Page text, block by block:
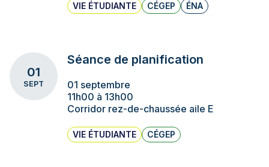
VIE ÉTUDIANTE CÉGEP ÉNA
01
SEPT
Séance de planification
01 septembre
11h00 à 13h00
Corridor rez-de-chaussée aile E
VIE ÉTUDIANTE CÉGEP